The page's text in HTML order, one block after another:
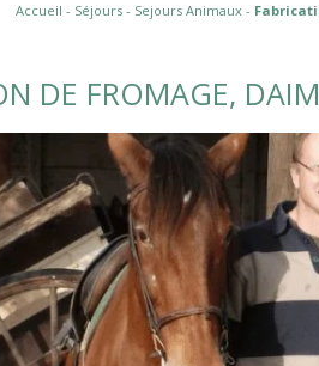
Accueil - Séjours - Sejours Animaux -
DE FROMAGE,